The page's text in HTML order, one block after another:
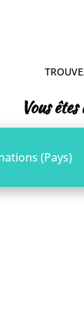
Vous
(Pays)